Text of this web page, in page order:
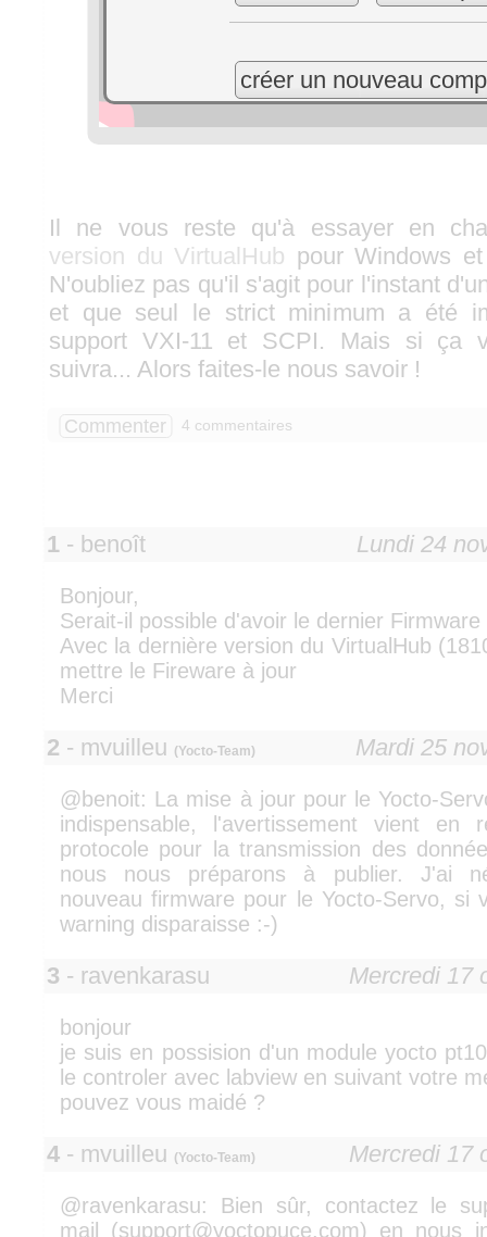
créer un nouveau
Il ne vous reste qu'à essayer en
version du VirtualHub pour Windows
N'oubliez pas qu'il s'agit pour l'instant
et que seul le strict minimum a été
support VXI-11 et SCPI. Mais si ça
suivra... Alors faites-le nous savoir !
Commenter 4 commentaires
1 - benoît Lundi 24
Bonjour,
Serait-il possible d'avoir le dernier
Avec la dernière version du VirtualHub
mettre le Fireware à jour
Merci
2 - mvuilleu (Yocto-Team) Mardi 25
@benoit: La mise à jour pour le Yocto-
indispensable, l'avertissement vient en
protocole pour la transmission des
nous nous préparons à publier. J'ai
nouveau firmware pour le Yocto-Servo, si
warning disparaisse :-)
3 - ravenkarasu Mercredi 17
bonjour
je suis en possision d'un module yocto
le controler avec labview en suivant votre
pouvez vous maidé ?
4 - mvuilleu (Yocto-Team) Mercredi 17
@ravenkarasu: Bien sûr, contactez le
mail (support@yoctopuce.com) en nous